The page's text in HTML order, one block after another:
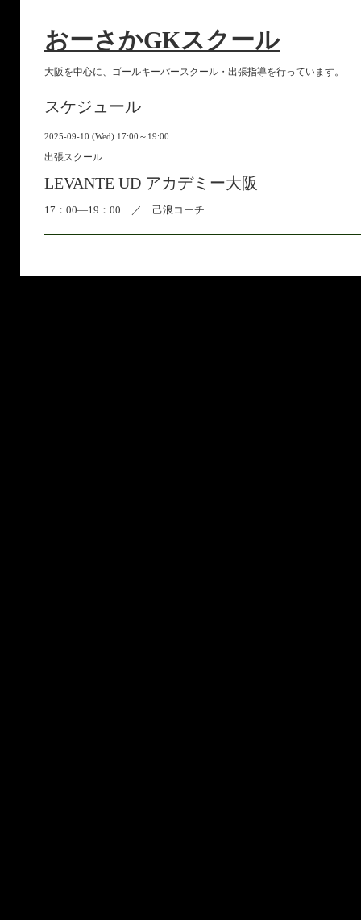
おーさかGKスクール
大阪を中心に、ゴールキーパースクール・出張指導を行っています。
スケジュール
2025-09-10 (Wed) 17:00～19:00
出張スクール
LEVANTE UD アカデミー大阪
17：00―19：00 ／ 己浪コーチ